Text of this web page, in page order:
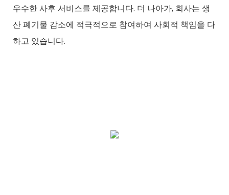
우수한 사후 서비스를 제공합니다. 더 나아가, 회사는 생
산 폐기물 감소에 적극적으로 참여하여 사회적 책임을 다
하고 있습니다.